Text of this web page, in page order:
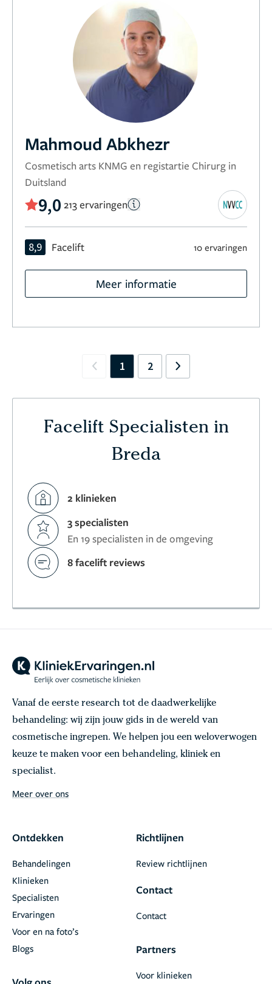
Mahmoud Abkhezr
Cosmetisch arts KNMG en registartie Chirurg in
Duitsland
9,0 213 ervaringen
8,9 Facelift 10 ervaringen
Meer informatie
Previous
1 2 Next
Facelift Specialisten in
Breda
2 klinieken
3 specialisten
En 19 specialisten in de omgeving
8 facelift reviews
Vanaf de eerste research tot de daadwerkelijke
behandeling: wij zijn jouw gids in de wereld van
cosmetische ingrepen. We helpen jou een weloverwogen
keuze te maken voor een behandeling, kliniek en
specialist.
Meer over ons
Ontdekken
Behandelingen
Klinieken
Specialisten
Ervaringen
Voor en na foto’s
Blogs
Richtlijnen
Review richtlijnen
Contact
Contact
Partners
Voor klinieken